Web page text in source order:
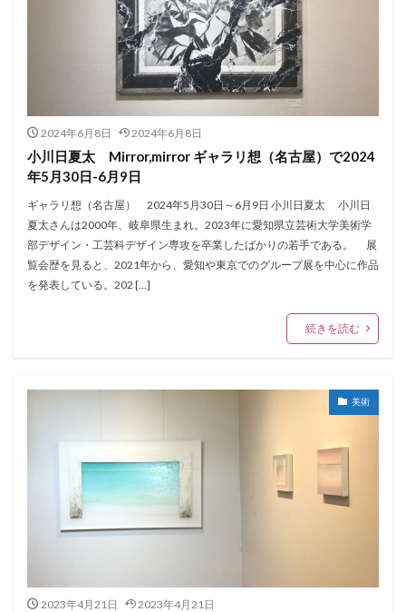
2024年6月8日 2024年6月8日
小川日夏太 Mirror,mirror ギャラリ想（名古屋）で2024
年5月30日-6月9日
ギャラリ想（名古屋） 2024年5月30日～6月9日 小川日夏太 小川日
夏太さんは2000年、岐阜県生まれ。2023年に愛知県立芸術大学美術学
部デザイン・工芸科デザイン専攻を卒業したばかりの若手である。 展
覧会歴を見ると、2021年から、愛知や東京でのグループ展を中心に作品
を発表している。202 […]
続きを読む
美術
2023年4月21日 2023年4月21日